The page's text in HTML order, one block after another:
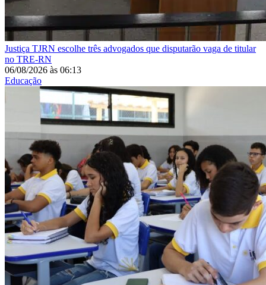
Justiça TJRN escolhe três advogados que disputarão vaga de titular
no TRE-RN
06/08/2026 às 06:13
Educação